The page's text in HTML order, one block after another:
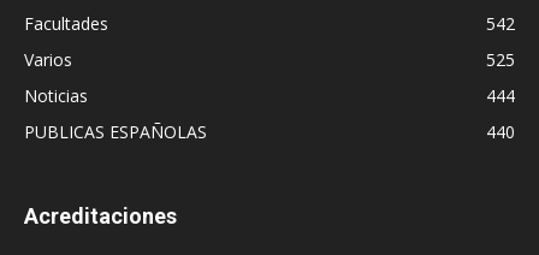
Facultades
542
Varios
525
Noticias
444
PUBLICAS ESPAÑOLAS
440
Acreditaciones